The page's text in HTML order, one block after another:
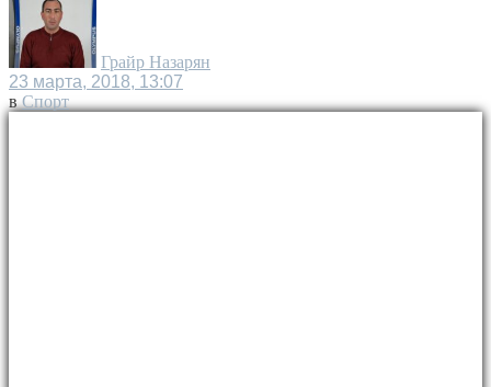
Грайр Назарян
23 марта, 2018, 13:07
в Спорт